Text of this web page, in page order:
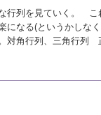
行列を見ていく。 こ
になる(というかしな
対角行列、三角行列